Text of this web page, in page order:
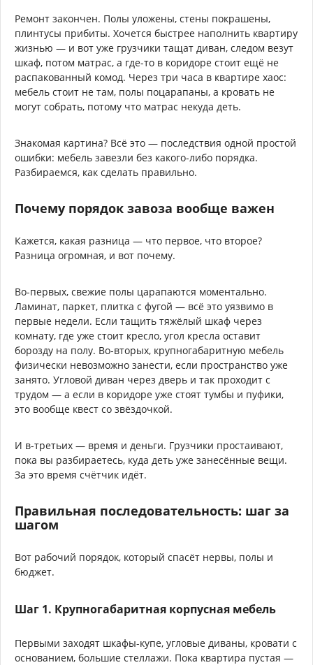
Ремонт закончен. Полы уложены, стены покрашены,
плинтусы прибиты. Хочется быстрее наполнить квартиру
жизнью — и вот уже грузчики тащат диван, следом везут
шкаф, потом матрас, а где-то в коридоре стоит ещё не
распакованный комод. Через три часа в квартире хаос:
мебель стоит не там, полы поцарапаны, а кровать не
могут собрать, потому что матрас некуда деть.
Знакомая картина? Всё это — последствия одной простой
ошибки: мебель завезли без какого-либо порядка.
Разбираемся, как сделать правильно.
Почему порядок завоза вообще важен
Кажется, какая разница — что первое, что второе?
Разница огромная, и вот почему.
Во-первых, свежие полы царапаются моментально.
Ламинат, паркет, плитка с фугой — всё это уязвимо в
первые недели. Если тащить тяжёлый шкаф через
комнату, где уже стоит кресло, угол кресла оставит
борозду на полу. Во-вторых, крупногабаритную мебель
физически невозможно занести, если пространство уже
занято. Угловой диван через дверь и так проходит с
трудом — а если в коридоре уже стоят тумбы и пуфики,
это вообще квест со звёздочкой.
И в-третьих — время и деньги. Грузчики простаивают,
пока вы разбираетесь, куда деть уже занесённые вещи.
За это время счётчик идёт.
Правильная последовательность: шаг за
шагом
Вот рабочий порядок, который спасёт нервы, полы и
бюджет.
Шаг 1. Крупногабаритная корпусная мебель
Первыми заходят шкафы-купе, угловые диваны, кровати с
основанием, большие стеллажи. Пока квартира пустая —